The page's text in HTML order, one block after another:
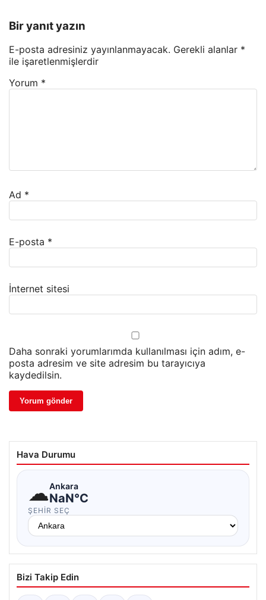
Bir yanıt yazın
E-posta adresiniz yayınlanmayacak. Gerekli alanlar *
ile işaretlenmişlerdir
Yorum *
Ad *
E-posta *
İnternet sitesi
Daha sonraki yorumlarımda kullanılması için adım, e-
posta adresim ve site adresim bu tarayıcıya
kaydedilsin.
Hava Durumu
☁Ankara
NaN°C
ŞEHIR SEÇ
Bizi Takip Edin